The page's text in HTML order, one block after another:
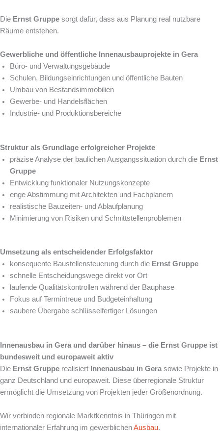
Die Ernst Gruppe sorgt dafür, dass aus Planung real nutzbare
Räume entstehen.
Gewerbliche und öffentliche Innenausbauprojekte in Gera
Büro- und Verwaltungsgebäude
Schulen, Bildungseinrichtungen und öffentliche Bauten
Umbau von Bestandsimmobilien
Gewerbe- und Handelsflächen
Industrie- und Produktionsbereiche
Struktur als Grundlage erfolgreicher Projekte
präzise Analyse der baulichen Ausgangssituation durch die Ernst
Gruppe
Entwicklung funktionaler Nutzungskonzepte
enge Abstimmung mit Architekten und Fachplanern
realistische Bauzeiten- und Ablaufplanung
Minimierung von Risiken und Schnittstellenproblemen
Umsetzung als entscheidender Erfolgsfaktor
konsequente Baustellensteuerung durch die Ernst Gruppe
schnelle Entscheidungswege direkt vor Ort
laufende Qualitätskontrollen während der Bauphase
Fokus auf Termintreue und Budgeteinhaltung
saubere Übergabe schlüsselfertiger Lösungen
Innenausbau in Gera und darüber hinaus – die Ernst Gruppe ist
bundesweit und europaweit aktiv
Die Ernst Gruppe realisiert Innenausbau in Gerasowie Projekte in
ganz Deutschland und europaweit. Diese überregionale Struktur
ermöglicht die Umsetzung von Projekten jeder Größenordnung.
Wir verbinden regionale Marktkenntnis in Thüringen mit
internationaler Erfahrung im gewerblichenAusbau.